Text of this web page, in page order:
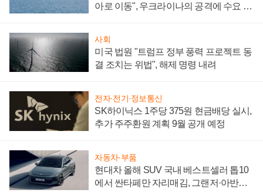
아로 이동", 우크라이나의 공격에 수요 늘
사회
미국 법원 "트럼프 정부 풍력 프로젝트 동
결 조치는 위법", 해제 명령 내려
전자·전기·정보통신
SK하이닉스 1주당 375원 현금배당 실시,
추가 주주환원 계획 9월 공개 예정
자동차·부품
현대차 올해 SUV 국내 베스트셀러 톱10
에서 싼타페만 자리매김, 그랜저·아반떼